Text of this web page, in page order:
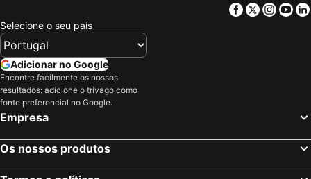
Facebook
Twitter
Selecione o seu país
Adicionar no Google
Encontre facilmente os nossos
resultados: adicione o trivago como
fonte preferencial no Google.
Empresa
Os nossos produtos